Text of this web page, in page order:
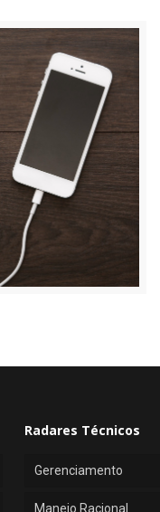
Radares Técnicos
Gerenciamento
Manejo Racional